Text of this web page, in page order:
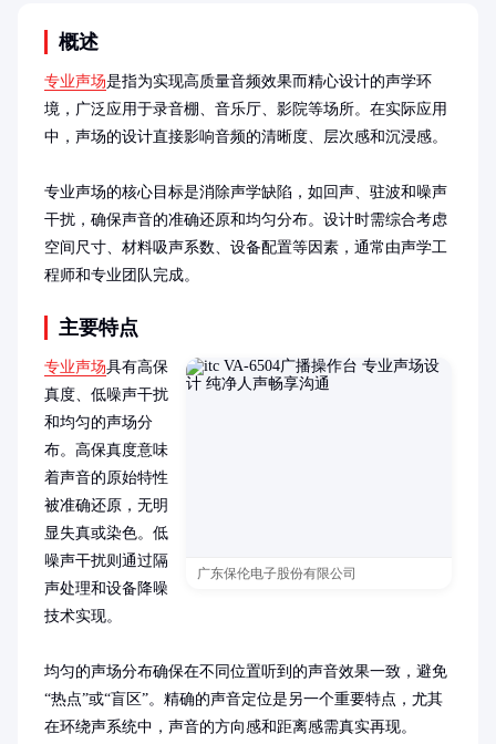
概述
专业声场是指为实现高质量音频效果而精心设计的声学环
境，广泛应用于录音棚、音乐厅、影院等场所。在实际应用
中，声场的设计直接影响音频的清晰度、层次感和沉浸感。
专业声场的核心目标是消除声学缺陷，如回声、驻波和噪声
干扰，确保声音的准确还原和均匀分布。设计时需综合考虑
空间尺寸、材料吸声系数、设备配置等因素，通常由声学工
程师和专业团队完成。
主要特点
广东保伦电子股份有限公司
专业声场具有高保
真度、低噪声干扰
和均匀的声场分
布。高保真度意味
着声音的原始特性
被准确还原，无明
显失真或染色。低
噪声干扰则通过隔
声处理和设备降噪
技术实现。
均匀的声场分布确保在不同位置听到的声音效果一致，避免
“热点”或“盲区”。精确的声音定位是另一个重要特点，尤其
在环绕声系统中，声音的方向感和距离感需真实再现。